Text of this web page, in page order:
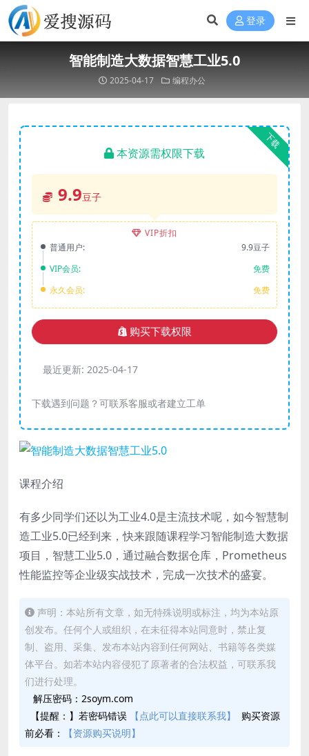
登录
智能制造大数据智慧工业5.0
2025-04-17 编程办公
下载
本资源需权限下载
9.9豆子
VIP折扣
普通用户:
9.9豆子
VIP会员:
免费
永久会员:
免费
购买下载权限
最近更新: 2025-04-17
下载遇到问题？可联系客服或者建立工单
课程介绍
有多少同学们还以为工业4.0是主流技术呢，如今智慧制
造工业5.0已经到来，快来跟随课程学习智能制造大数据
项目，智慧工业5.0，通过融合数据仓库，Prometheus
性能监控等企业级实战技术，完成一次技术的盛宴。
声明：本站所有文章，如无特殊说明或标注，均为本站原
创发布。任何个人或组织，在未征得本站同意时，禁止复
制、盗用、采集、发布本站内容到任何网站、书籍等各类媒
体平台。如若本站内容侵犯了原著者的合法权益，可联系我
们进行处理。
解压密码：2soym.com
【提醒：】若密码错误
【点此可以直接联系我】
购买资源
前必看：
【资源购买说明】